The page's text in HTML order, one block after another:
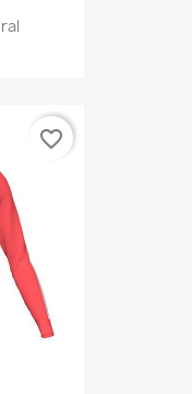
favorite_border